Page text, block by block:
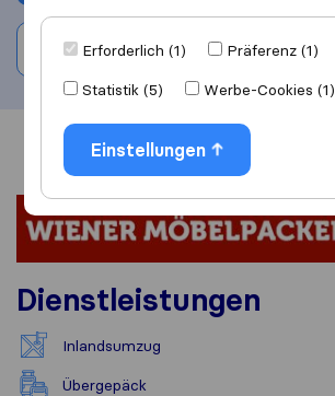
Bewertung schreiben
Übersicht Bewertungen
Dienstleistungen
Inlandsumzug
Übergepäck
Erforderlich (1)
Präferenz (1)
Statistik (5)
Werbe-Cookies (1)
Einstellungen